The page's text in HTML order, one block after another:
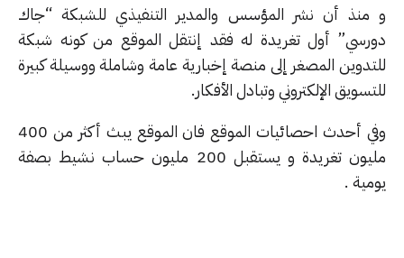
أن نشر المؤسس والمدير التنفيذي للشبكة “جاك
أول تغريدة له فقد إنتقل الموقع من كونه شبكة
المصغر إلى منصة إخبارية عامة وشاملة ووسيلة كبيرة
الإلكتروني وتبادل الأفكار.
وفي أحدث احصائيات الموقع فان الموقع يبث أكثر من 400
مليون تغريدة و يستقبل 200 مليون حساب نشيط بصفة
.